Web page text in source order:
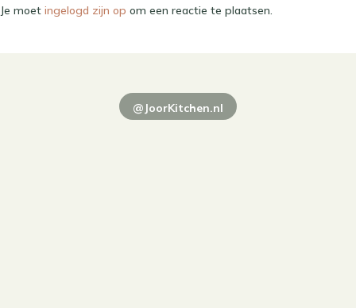
Je moet ingelogd zijn op om een reactie te plaatsen.
@JoorKitchen.nl